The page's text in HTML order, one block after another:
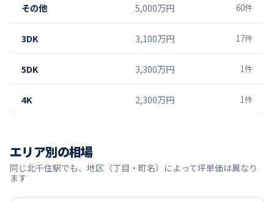
その他 5,000万円 60件
3DK 3,100万円 17件
5DK 3,300万円 1件
4K 2,300万円 1件
エリア別の相場
同じ北千住駅でも、地区（丁目・町名）によって坪単価は異なり
ます